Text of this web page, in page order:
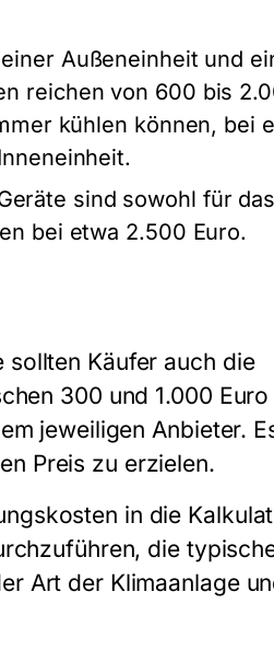
Außeneinheit und
reichen von 600 bis
kühlen können, bei
sind sowohl für
bei etwa 2.500 Euro.
Käufer auch die
300 und 1.000
jeweiligen Anbieter.
Preis zu erzielen.
in die
die
Art der Klimaanlage